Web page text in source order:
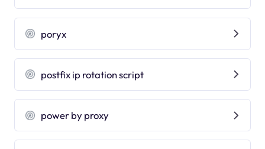
poryx
postfix ip rotation script
power by proxy